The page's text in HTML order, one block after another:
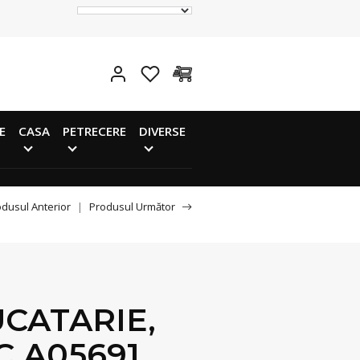
CASA PETRECERE DIVERSE
Anterior | Produsul Următor